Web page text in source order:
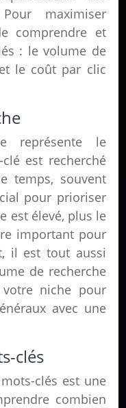
maximiser
comprendre et
: le volume de
le coût par clic
représente le
est recherché
temps, souvent
pour prioriser
est élevé, plus le
important pour
il est tout aussi
de recherche
niche pour
avec une
clés
clés est une
combien